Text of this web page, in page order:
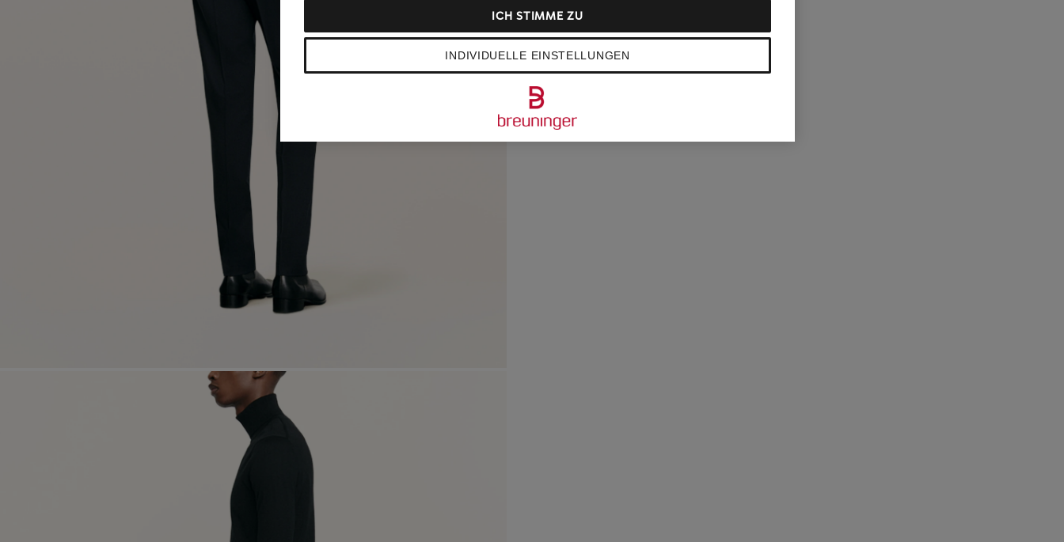
INDIVIDUELLE EINSTELLUNGEN
ICH STIMME ZU